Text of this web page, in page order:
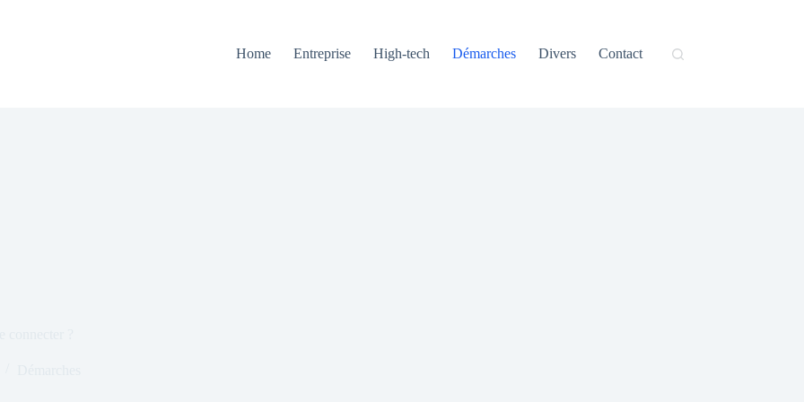
Home
Entreprise High-tech Démarches Divers Contact